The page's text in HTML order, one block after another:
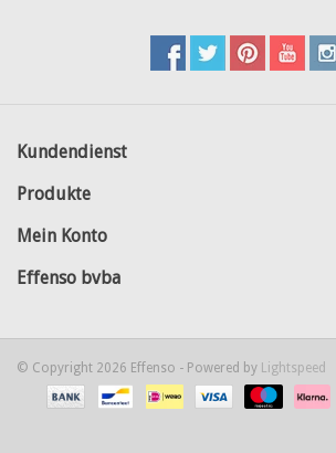
Kundendienst
Produkte
Mein Konto
Effenso bvba
© Copyright 2026 Effenso - Powered by Lightspeed